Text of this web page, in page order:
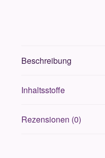
Beschreibung
Inhaltsstoffe
Rezensionen (0)